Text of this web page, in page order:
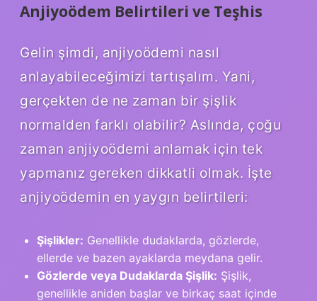
Anjiyoödem Belirtileri ve Teşhis
Gelin şimdi, anjiyoödemi nasıl
anlayabileceğimizi tartışalım. Yani,
gerçekten de ne zaman bir şişlik
normalden farklı olabilir? Aslında, çoğu
zaman anjiyoödemi anlamak için tek
yapmanız gereken dikkatli olmak. İşte
anjiyoödemin en yaygın belirtileri:
Şişlikler: Genellikle dudaklarda, gözlerde,
ellerde ve bazen ayaklarda meydana gelir.
Gözlerde veya Dudaklarda Şişlik: Şişlik,
genellikle aniden başlar ve birkaç saat içinde